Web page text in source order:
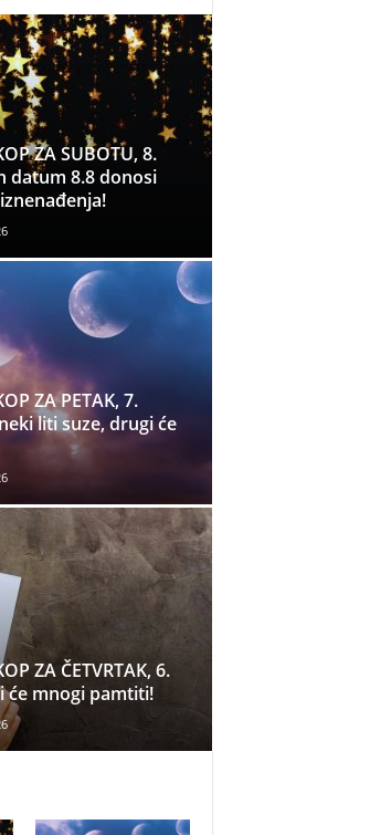
ZA SUBOTU, 8.
datum 8.8 donosi
ZA PETAK, 7.
liti suze, drugi će
ZA ČETVRTAK, 6.
će mnogi pamtiti!